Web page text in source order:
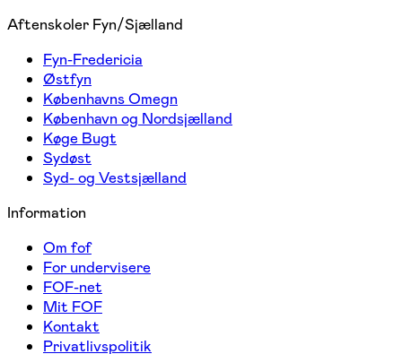
Aftenskoler Fyn/Sjælland
Fyn-Fredericia
Østfyn
Københavns Omegn
København og Nordsjælland
Køge Bugt
Sydøst
Syd- og Vestsjælland
Information
Om fof
For undervisere
FOF-net
Mit FOF
Kontakt
Privatlivspolitik